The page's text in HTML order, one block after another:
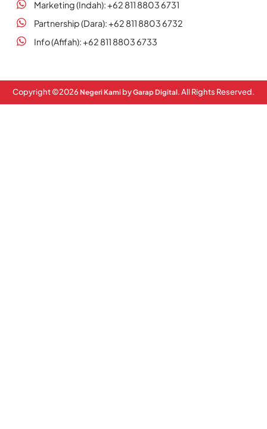
Marketing (Indah): +62 811 8803 6731
Partnership (Dara): +62 811 8803 6732
Info (Afifah): +62 811 8803 6733
Copyright ©2026 Negeri Kami byGarap Digital. All Rights Reserved.